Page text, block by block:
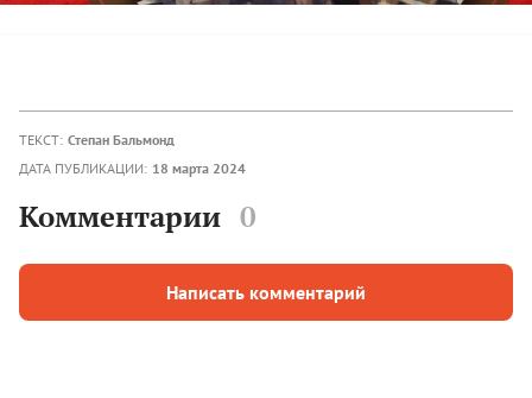
ТЕКСТ: Степан Бальмонд
ДАТА ПУБЛИКАЦИИ: 18 марта 2024
Комментарии 0
Написать комментарий